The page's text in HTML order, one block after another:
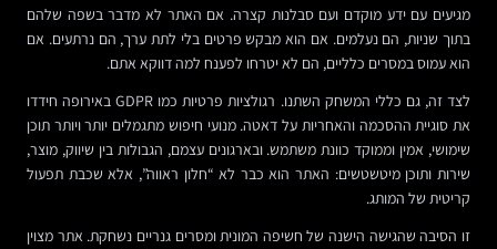
מגיעים עם ידע מוקדם ועם סבלנות קצרה. אם האתר לא מדבר בשפה שלהם
בתוך שניות, הם נעלמים. אם הוא מבקש פרטים בלי לתת ערך, הם נרתעים. אם
הוא עמוס במסרים כלליים, הם לא יטרחו לפענח למה דווקא אתם.
לצד זה, גם כללי המשחק השתנו. רגולציות פרטיות כמו GDPR באירופה חידדו
את סוגיית ההסכמה והאחריות על דאטה. מנועי חיפוש מתגמלים יותר ויותר תוכן
שימושי, אמין וממוקד כוונת משתמש. ובארגונים עצמם, הגבולות בין שיווק, מוצר,
שירות ותוכן מיטשטשים: האתר הוא כבר לא “חלון ראווה”, אלא שכבת תפעול
קריטית של המותג.
זו הסיבה שהגישה הישנה של חשיפה המונית ומסרים גנריים נשחקת. אתר מצוין